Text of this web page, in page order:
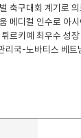
축구대회 계기로
메디컬 인수로 아
르키예 최우수 성
리국-노바티스 베